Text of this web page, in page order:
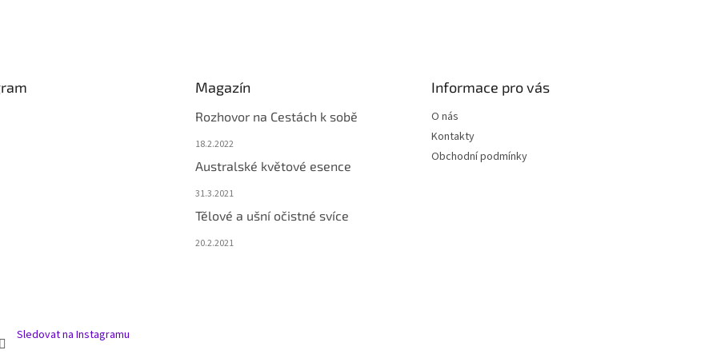
Sledovat na Instagramu
Magazín
Rozhovor na Cestách k sobě
18.2.2022
Australské květové esence
31.3.2021
Tělové a ušní očistné svíce
20.2.2021
Informace pro vás
O nás
Kontakty
Obchodní podmínky